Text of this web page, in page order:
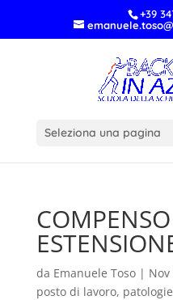
+39
Seleziona una pagina
da Emanuele Toso| Nov
posto di lavoro,